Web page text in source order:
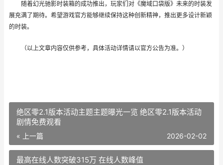
随着幻光驰影时装箱的成功推出，玩家们对《魔域口袋版》未来的时装发
展充满了期待。希望游戏官方能够继续保持这种创新精神，推出更多设计新颖
的时装。
（以上文章内容仅供参考，具体活动详情请以官方公告为准。）
绝区零2.1版本活动主题主题曝光一览 绝区零2.1版本活动
剧情免费观看
« 上一篇 2026-02-02
最高在线人数突破315万 在线人数峰值